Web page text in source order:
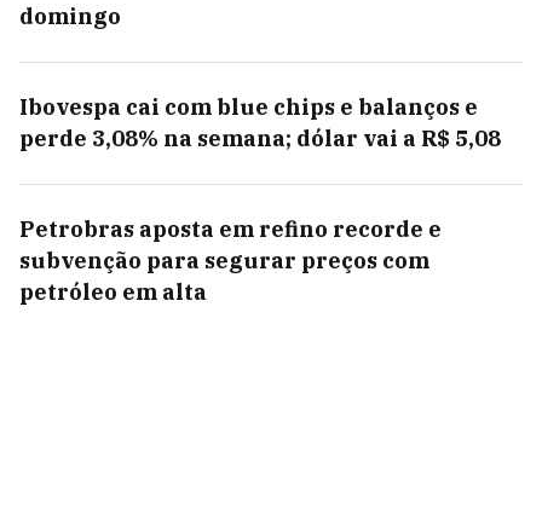
domingo
Ibovespa cai com blue chips e balanços e
perde 3,08% na semana; dólar vai a R$ 5,08
Petrobras aposta em refino recorde e
subvenção para segurar preços com
petróleo em alta